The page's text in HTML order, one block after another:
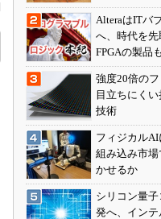
AlteraはITバ
へ、時代を先
FPGAの製品も
強度20倍の
目立ちにく
技術
フィジカルAI
組み込み市
かせるか
シリコン量
発へ、イン